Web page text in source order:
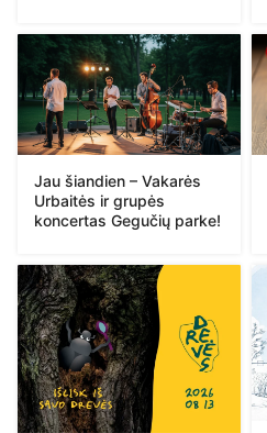
Jau šiandien – Vakarės
Urbaitės ir grupės
koncertas Gegučių parke!